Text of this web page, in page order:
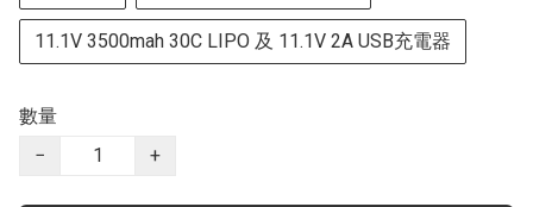
11.1V 3500mah 30C LIPO 及 11.1V 2A USB充電器
數量
−
+